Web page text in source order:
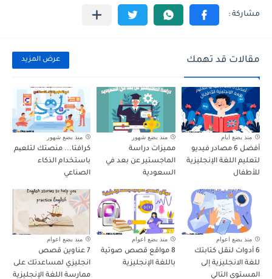
مقالات قد تهمك عرض المزيد
منذ بضع ايام
أفضل 6 مصادر فيديو
لتعليم اللغة الإنجليزية
للأطفال
منذ بضع شهور
مميزات دراسة
الماجستير عن بعد في
السعودية
منذ بضع شهور
كرافتا... منصتك لتلعیم
باستخدام الذكاء
الصناعي
منذ بضع اعوام
6 أدوات لنقل كتابتك
للغة الانجليزية إلى
المستوى التالي
منذ بضع اعوام
8 مواقع قصص صوتية
باللغة الإنجليزية
منذ بضع اعوام
7 عناوين قصص
انجليزي لمساعدتك على
ممارسة اللغة الإنجليزية